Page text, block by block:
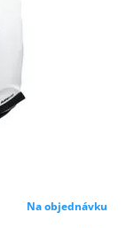
Na objednávku